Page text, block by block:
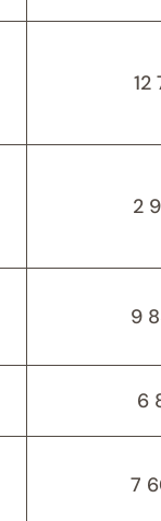
12
2
9
6
7